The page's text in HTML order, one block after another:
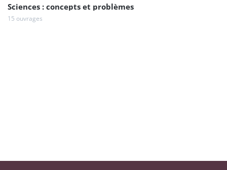
Sciences : concepts et problèmes
15 ouvrages